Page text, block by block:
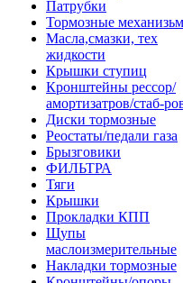
Патрубки
Тормозные
Масла,смазки, тех
жидкости
Крышки ступиц
Кронштейны рессор/
амортизатров/стаб-
Диски тормозные
Реостаты/педали газа
Брызговики
ФИЛЬТРА
Тяги
Крышки
Прокладки КПП
Щупы
маслоизмерительные
Накладки тормозные